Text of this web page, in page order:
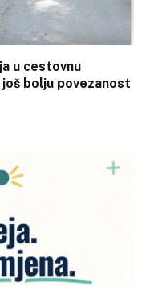
u cestovnu
bolju povezanost